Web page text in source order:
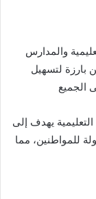
والمدارس
بارزة لتسهيل
الجميع
يهدف إلى
للمواطنين، مما